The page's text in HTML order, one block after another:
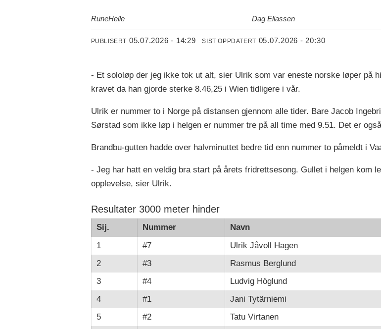
RuneHelle Dag Eliassen
PUBLISERT 05.07.2026 - 14:29 SIST OPPDATERT 05.07.2026 - 20:30
- Et sololøp der jeg ikke tok ut alt, sier Ulrik som var eneste norske løper på
kravet da han gjorde sterke 8.46,25 i Wien tidligere i vår.
Ulrik er nummer to i Norge på distansen gjennom alle tider. Bare Jacob
Sørstad som ikke løp i helgen er nummer tre på all time med 9.51. Det er
Brandbu-gutten hadde over halvminuttet bedre tid enn nummer to påmeldt i
- Jeg har hatt en veldig bra start på årets fridrettsesong. Gullet i helgen kom
opplevelse, sier Ulrik.
Resultater 3000 meter hinder
Sij. Nummer Navn
1
#7 Ulrik Jåvoll Hagen
2
#3 Rasmus Berglund
3
#4 Ludvig Höglund
4
#1 Jani Tytärniemi
5
#2 Tatu Virtanen